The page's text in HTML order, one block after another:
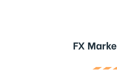
FX